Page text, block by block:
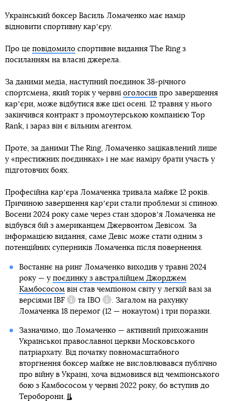
Український боксер Василь Ломаченко має намір
відновити спортивну карʼєру.
Про це повідомило спортивне видання The Ring з
посиланням на власні джерела.
За даними медіа, наступний поєдинок 38-річного
спортсмена, який торік у червні оголосив про завершення
карʼєри, може відбутися вже цієї осені. 12 травня у нього
закінчився контракт з промоутерською компанією Top
Rank, і зараз він є вільним агентом.
Проте, за даними The Ring, Ломаченко зацікавлений лише
у «престижних поєдинках» і не має наміру брати участь у
підготовчих боях.
Професійна карʼєра Ломаченка тривала майже 12 років.
Причиною завершення карʼєри стали проблеми зі спиною.
Восени 2024 року саме через стан здоровʼя Ломаченка не
відбувся бій з американцем Джервонтом Девісом. За
інформацією видання, саме Девіс може стати одним з
потенційних суперників Ломаченка після повернення.
Востаннє на ринг Ломаченко виходив у травні 2024
року — у поєдинку з австралійцем Джорджем
Камбососомвін став чемпіоном світу у легкій вазі за
версіями IBF
Довідка
та IBO
Довідка
. Загалом на рахунку
Ломаченка 18 перемог (12 — нокаутом) і три поразки.
Зазначимо, що Ломаченко — активний прихожанин
Української православної церкви Московського
патріархату. Від початку повномасштабного
вторгнення боксер майже не висловлювався публічно
про війну в Україні, хоча відмовився від чемпіонського
бою з Камбососом у червні 2022 року, бо вступив до
Тероборони.